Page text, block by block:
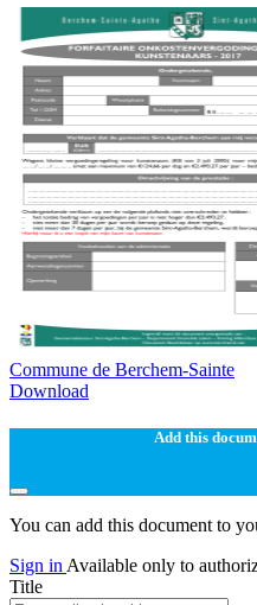
Commune de Berchem-Sainte
Download
Add this
You can add this document to
Sign in Available only to
Title